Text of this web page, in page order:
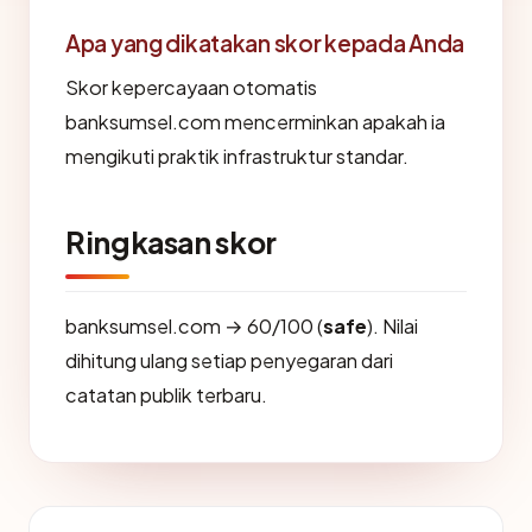
Apa yang dikatakan skor kepada Anda
Skor kepercayaan otomatis
banksumsel.com mencerminkan apakah ia
mengikuti praktik infrastruktur standar.
Ringkasan skor
banksumsel.com → 60/100 (safe). Nilai
dihitung ulang setiap penyegaran dari
catatan publik terbaru.